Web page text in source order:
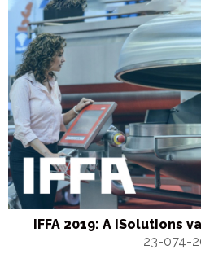
IFFA 2019: A ISolutions
23-074-